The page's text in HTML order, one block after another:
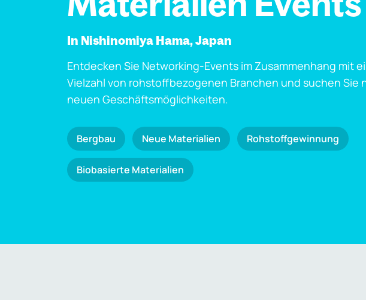
In Nishinomiya Hama, Japan
Entdecken Sie Networking-Events im Zusammenhang mit
Vielzahl von rohstoffbezogenen Branchen und suchen Sie
neuen Geschäftsmöglichkeiten.
Bergbau Neue Materialien Rohstoffgewinnung
Biobasierte Materialien